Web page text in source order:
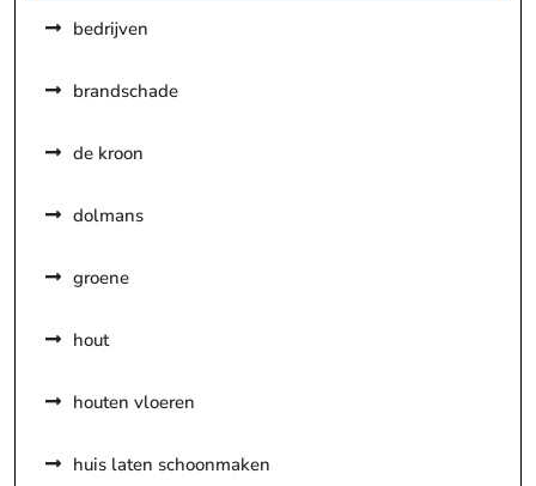
bedrijven
brandschade
de kroon
dolmans
groene
hout
houten vloeren
huis laten schoonmaken